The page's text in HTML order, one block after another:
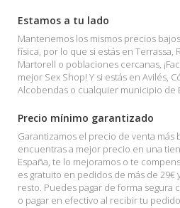
Estamos a tu lado
Mantenemos los mismos precios
física, por lo que si estás en Terrassa,
Martorell o poblaciones cercanas,
mejor Sex Shop! Y si estás en Avilés,
Alcobendas o cualquier municipio de
Precio mínimo garantizado
Garantizamos el precio de venta más
encuentras a mejor precio en una
España, te lo mejoramos o te
es gratuito en pedidos de más de 29€
resto. Puedes pagar de forma segura
o pagar en efectivo al recibir tu